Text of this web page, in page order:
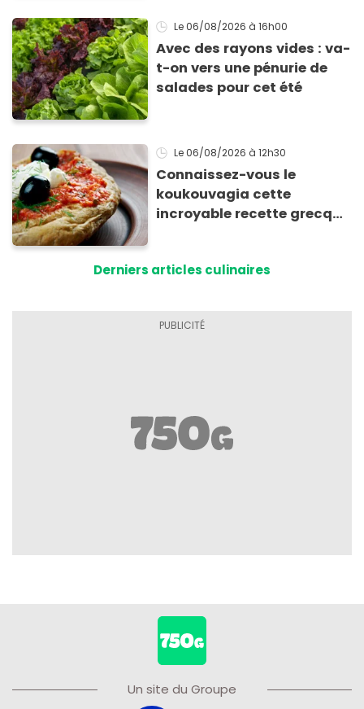
Le 06/08/2026 à 16h00
Avec des rayons vides : va-
t-on vers une pénurie de
salades pour cet été
Le 06/08/2026 à 12h30
Connaissez-vous le
koukouvagia cette
incroyable recette grecque
Derniers articles culinaires
Un site du Groupe